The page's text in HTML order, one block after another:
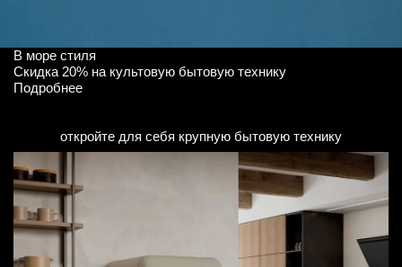
В море стиля
Скидка 20% на культовую бытовую технику
Подробнее
откройте для себя крупную бытовую технику